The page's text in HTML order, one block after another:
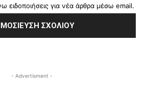
ειδοποιήσεις για νέα άρθρα μέσω email.
- Advertisment -